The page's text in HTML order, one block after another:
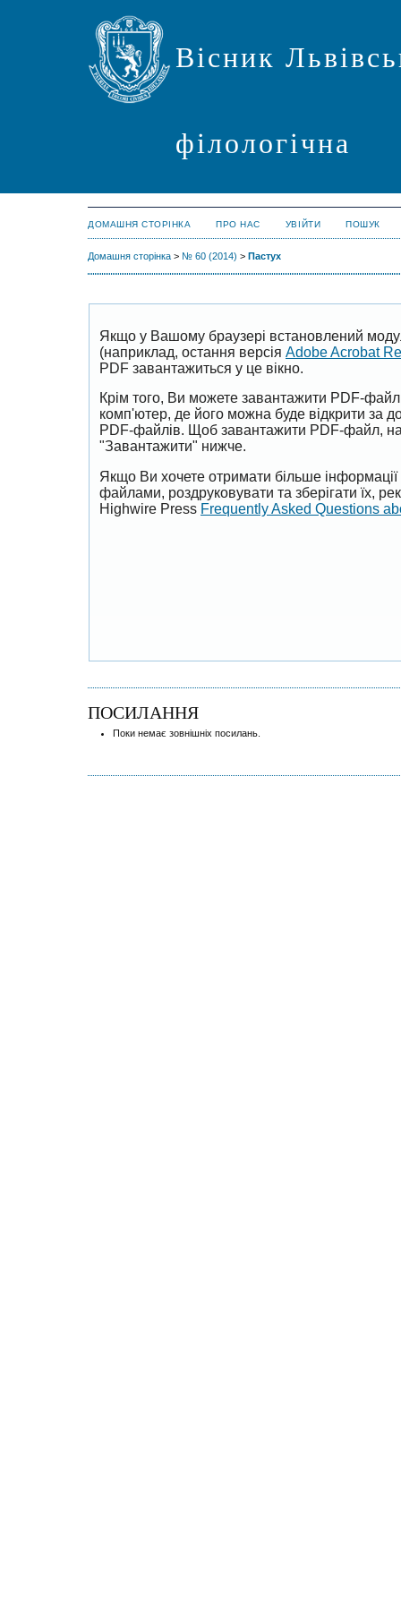
Вісник
філологічна
ДОМАШНЯ СТОРІНКА ПРО НАС УВІЙТИ ПОШУК
Домашня сторінка > № 60 (2014) > Пастух
Якщо у Вашому браузері встановлений
(наприклад, остання версія Adobe Acrobat
PDF завантажиться у це вікно.
Крім того, Ви можете завантажити PDF-
комп'ютер, де його можна буде відкрити за
PDF-файлів. Щоб завантажити PDF-файл,
"Завантажити" нижче.
Якщо Ви хочете отримати більше
файлами, роздруковувати та зберігати їх,
Highwire Press Frequently Asked Questions
ПОСИЛАННЯ
Поки немає зовнішніх посилань.